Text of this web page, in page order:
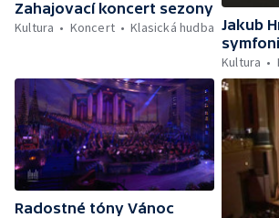
Zahajovací koncert sezony
Kultura
Koncert Klasická hudba Jakub
Kultura
Radostné tóny Vánoc